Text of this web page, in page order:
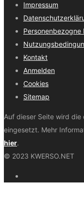
Impressum
Personenbezogne
Kontakt
Anmelden
Cookies
Sitemap
Auf dieser Seite wird
eingesetzt. Mehr
hier.
© 2023 KWERSO.NET